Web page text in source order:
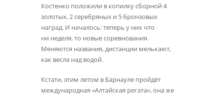
Костенко положили в копилку сборной 4
золотых, 2 серебряных и 5 бронзовых
наград. И началось: теперь у них что
ни неделя, то новые соревнования.
Меняются названия, дистанции мелькают,
как весла над водой.
Кстати, этим летом в Барнауле пройдёт
международная «Алтайская регата», она же